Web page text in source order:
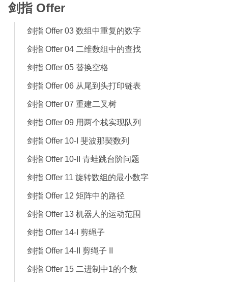
剑指 Offer
剑指 Offer 03 数组中重复的数字
剑指 Offer 04 二维数组中的查找
剑指 Offer 05 替换空格
剑指 Offer 06 从尾到头打印链表
剑指 Offer 07 重建二叉树
剑指 Offer 09 用两个栈实现队列
剑指 Offer 10-I 斐波那契数列
剑指 Offer 10-II 青蛙跳台阶问题
剑指 Offer 11 旋转数组的最小数字
剑指 Offer 12 矩阵中的路径
剑指 Offer 13 机器人的运动范围
剑指 Offer 14-I 剪绳子
剑指 Offer 14-II 剪绳子 II
剑指 Offer 15 二进制中1的个数